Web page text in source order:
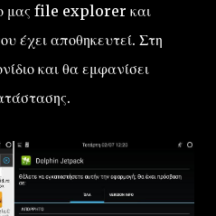
μας file explorer και
έχει αποθηκευτεί. Στη
και θα εμφανίσει